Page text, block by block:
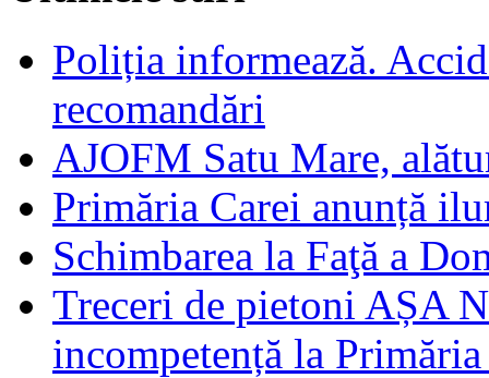
Poliția informează.
recomandări
AJOFM Satu Mare,
Primăria Carei anunță
Schimbarea la Faţă a
Treceri de pietoni AȘA
incompetență la